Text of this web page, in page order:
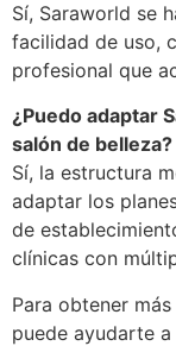
Sí, Saraworld se
facilidad de uso,
profesional que
¿Puedo adaptar
salón de belleza?
Sí, la estructura
adaptar los
de
clínicas con
Para obtener
puede ayudarte